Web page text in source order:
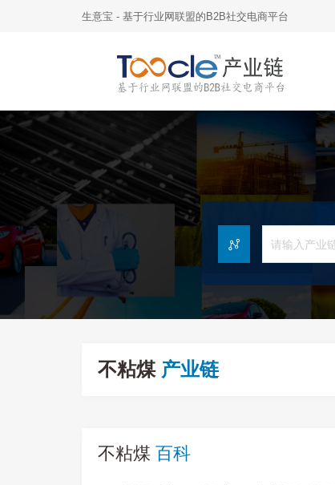
生意宝 - 基于行业网联盟的B2B社交电商平台
不粘煤 产业链
不粘煤 百科